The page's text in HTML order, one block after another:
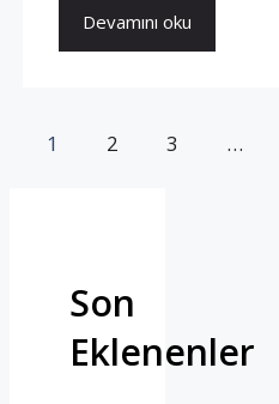
Devamını oku
1 2 3 …
Son
Eklenenler